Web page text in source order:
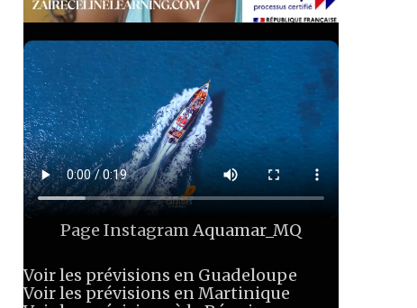
Page InstagramAquamar_MQ
Voir les prévisions en Guadeloupe
Voir les prévisions en Martinique